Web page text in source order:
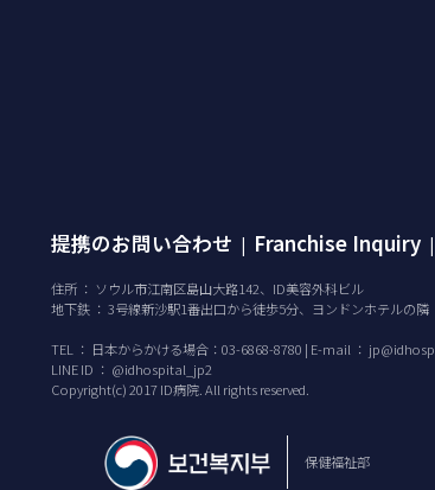
提携のお問い合わせ | Franchise Inquiry |
住所 ： ソウル市江南区島山大路142、ID美容外科ビル
地下鉄 ： 3号線新沙駅1番出口から徒歩5分、ヨンドンホテルの隣
TEL ： 日本からかける場合：03-6868-8780 | E-mail ：
LINE ID ： @idhospital_jp2
Copyright(c) 2017 ID病院. All rights reserved.
保健福祉部